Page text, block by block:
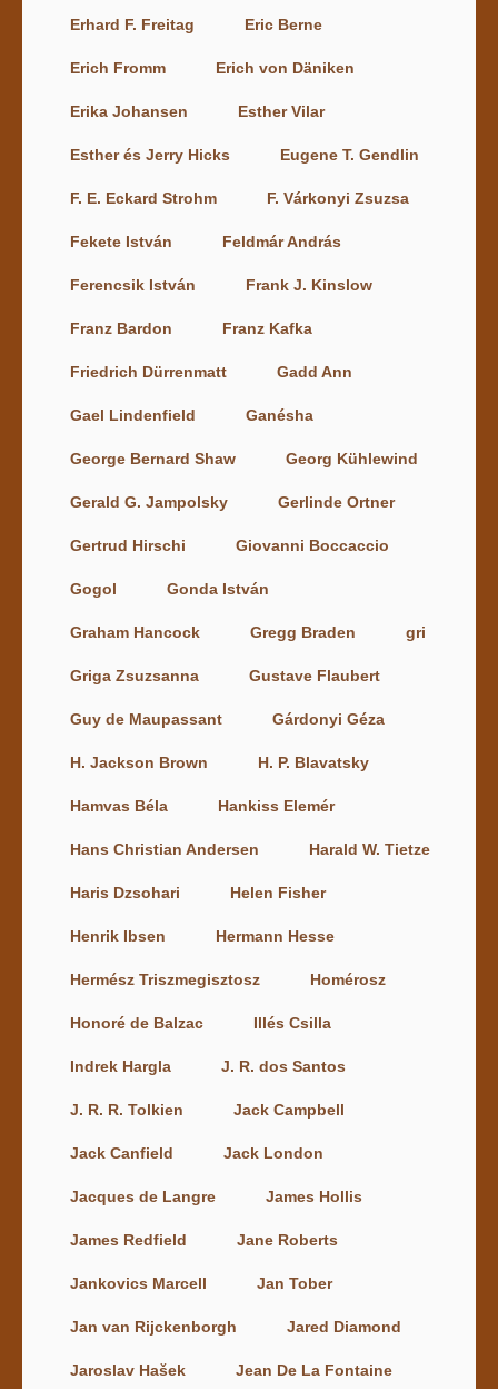
Erhard F. Freitag Eric Berne
Erich Fromm Erich von Däniken
Erika Johansen Esther Vilar
Esther és Jerry Hicks Eugene T. Gendlin
F. E. Eckard Strohm F. Várkonyi Zsuzsa
Fekete István Feldmár András
Ferencsik István Frank J. Kinslow
Franz Bardon Franz Kafka
Friedrich Dürrenmatt Gadd Ann
Gael Lindenfield Ganésha
George Bernard Shaw Georg Kühlewind
Gerald G. Jampolsky Gerlinde Ortner
Gertrud Hirschi Giovanni Boccaccio
Gogol Gonda István
Graham Hancock Gregg Braden gri
Griga Zsuzsanna Gustave Flaubert
Guy de Maupassant Gárdonyi Géza
H. Jackson Brown H. P. Blavatsky
Hamvas Béla Hankiss Elemér
Hans Christian Andersen Harald W. Tietze
Haris Dzsohari Helen Fisher
Henrik Ibsen Hermann Hesse
Hermész Triszmegisztosz Homérosz
Honoré de Balzac Illés Csilla
Indrek Hargla J. R. dos Santos
J. R. R. Tolkien Jack Campbell
Jack Canfield Jack London
Jacques de Langre James Hollis
James Redfield Jane Roberts
Jankovics Marcell Jan Tober
Jan van Rijckenborgh Jared Diamond
Jaroslav Hašek Jean De La Fontaine